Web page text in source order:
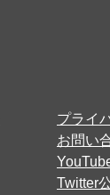
プライ
お問い
Twitter